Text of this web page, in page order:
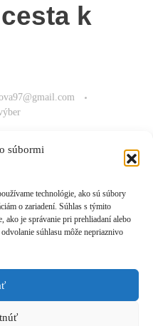
súbormi
technológie, ako sú súbory
o zariadení. Súhlas s týmito
ako je správanie pri prehliadaní alebo
súhlasu môže nepriaznivo
k
4, 831 04 Bratislava, IČO: